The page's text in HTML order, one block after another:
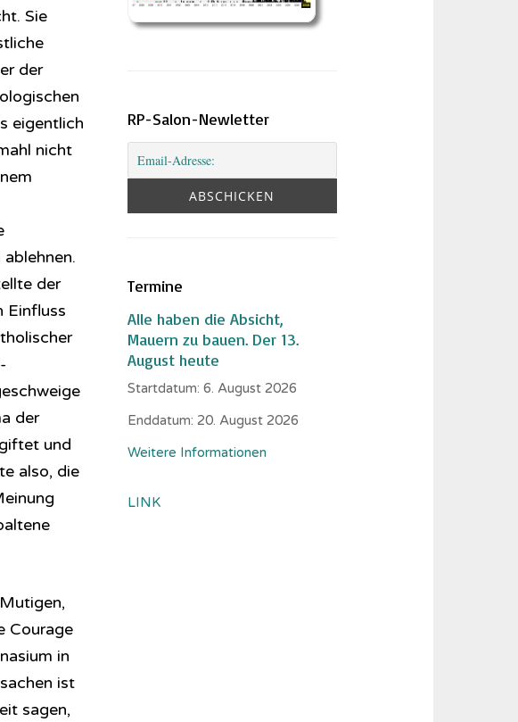
Sie
der
eigentlich
nicht
der
Einfluss
der
und
also, die
Courage
in
ist
sagen,
RP-Salon-Newletter
Termine
Alle haben die Absicht,
Mauern zu bauen. Der 13.
August heute
Startdatum:6. August 2026
Enddatum: 20. August 2026
Weitere Informationen
LINK